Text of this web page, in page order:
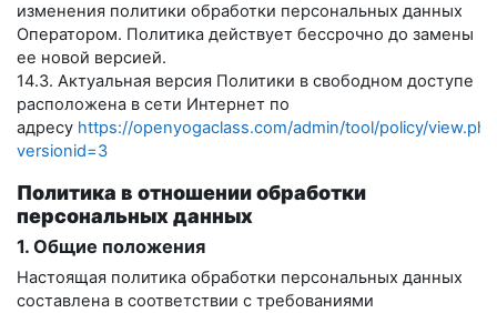
изменения политики обработки персональных данных
Оператором. Политика действует бессрочно до замены
ее новой версией.
14.3. Актуальная версия Политики в свободном доступе
расположена в сети Интернет по
адресу https://openyogaclass.com/admin/tool/policy/
versionid=3
Политика в отношении обработки
персональных данных
1. Общие положения
Настоящая политика обработки персональных данных
составлена в соответствии с требованиями